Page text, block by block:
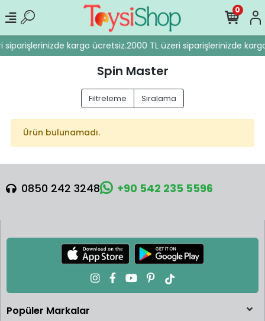
siparişlerinizde kargo ücretsiz.2000 TL üzeri siparişlerinizde
0
Spin Master
Filtreleme Sıralama
Ürün bulunamadı.
0850 242 3248 +90 542 235 5596
Popüler Markalar